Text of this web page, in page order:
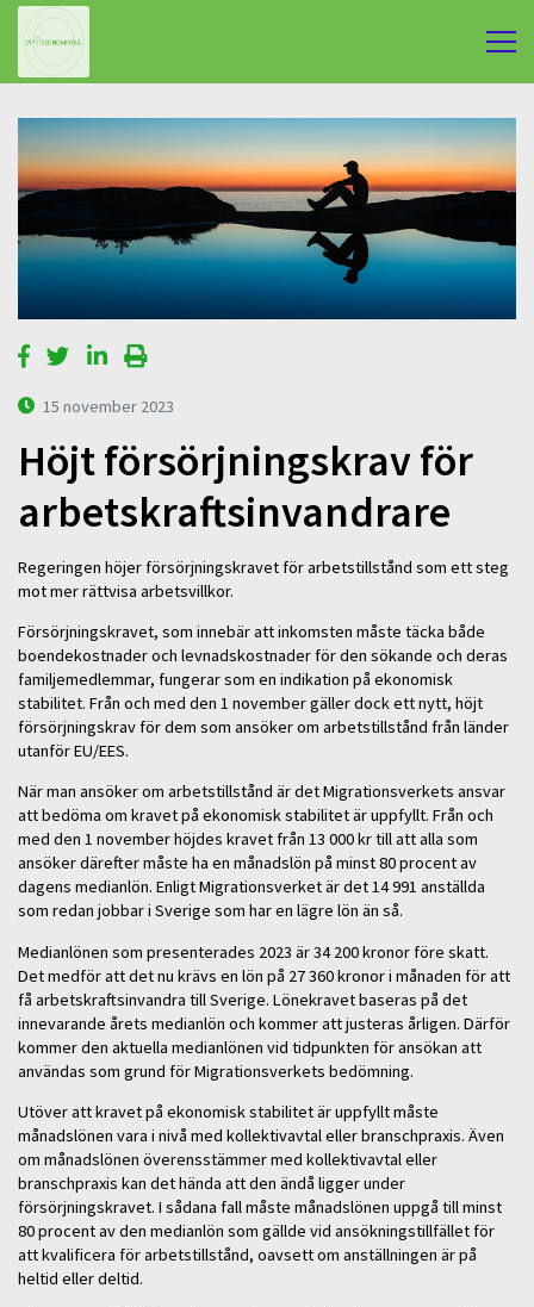
15 november 2023
Höjt försörjningskrav för
arbetskraftsinvandrare
Regeringen höjer försörjningskravet för arbetstillstånd som ett steg
mot mer rättvisa arbetsvillkor.
Försörjningskravet, som innebär att inkomsten måste täcka både
boendekostnader och levnadskostnader för den sökande och deras
familjemedlemmar, fungerar som en indikation på ekonomisk
stabilitet. Från och med den 1 november gäller dock ett nytt, höjt
försörjningskrav för dem som ansöker om arbetstillstånd från länder
utanför EU/EES.
När man ansöker om arbetstillstånd är det Migrationsverkets ansvar
att bedöma om kravet på ekonomisk stabilitet är uppfyllt. Från och
med den 1 november höjdes kravet från 13 000 kr till att alla som
ansöker därefter måste ha en månadslön på minst 80 procent av
dagens medianlön. Enligt Migrationsverket är det 14 991 anställda
som redan jobbar i Sverige som har en lägre lön än så.
Medianlönen som presenterades 2023 är 34 200 kronor före skatt.
Det medför att det nu krävs en lön på 27 360 kronor i månaden för att
få arbetskraftsinvandra till Sverige. Lönekravet baseras på det
innevarande årets medianlön och kommer att justeras årligen. Därför
kommer den aktuella medianlönen vid tidpunkten för ansökan att
användas som grund för Migrationsverkets bedömning.
Utöver att kravet på ekonomisk stabilitet är uppfyllt måste
månadslönen vara i nivå med kollektivavtal eller branschpraxis. Även
om månadslönen överensstämmer med kollektivavtal eller
branschpraxis kan det hända att den ändå ligger under
försörjningskravet. I sådana fall måste månadslönen uppgå till minst
80 procent av den medianlön som gällde vid ansökningstillfället för
att kvalificera för arbetstillstånd, oavsett om anställningen är på
heltid eller deltid.